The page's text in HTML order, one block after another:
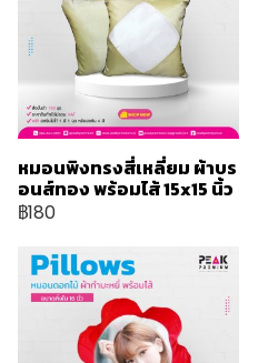
หมอนพิงทรงสี่เหลี่ยม ผ้าบร
อนส์ทอง พร้อมไส้ 15x15 นิ้ว
฿180